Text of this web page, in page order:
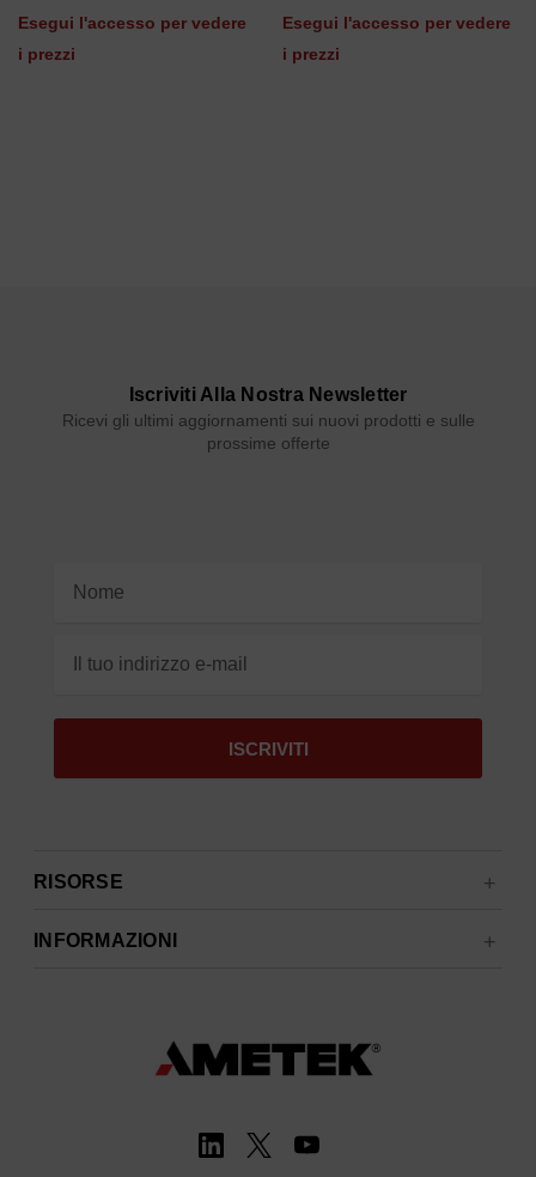
Esegui l'accesso per vedere
i prezzi
Esegui l'accesso per vedere
i prezzi
Iscriviti Alla Nostra Newsletter
Ricevi gli ultimi aggiornamenti sui nuovi prodotti e sulle
prossime offerte
RISORSE
INFORMAZIONI